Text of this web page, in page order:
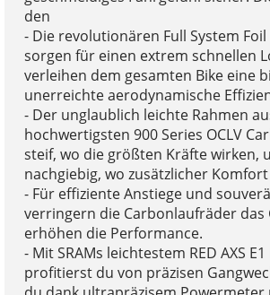
den
- Die revolutionären Full System
sorgen für einen extrem schnellen
verleihen dem gesamten Bike eine
unerreichte aerodynamische
- Der unglaublich leichte Rahmen
hochwertigsten 900 Series OCLV
steif, wo die größten Kräfte wirken,
nachgiebig, wo zusätzlicher
- Für effiziente Anstiege und
verringern die Carbonlaufräder das
erhöhen die Performance.
- Mit SRAMs leichtestem RED AXS
profitierst du von präzisen